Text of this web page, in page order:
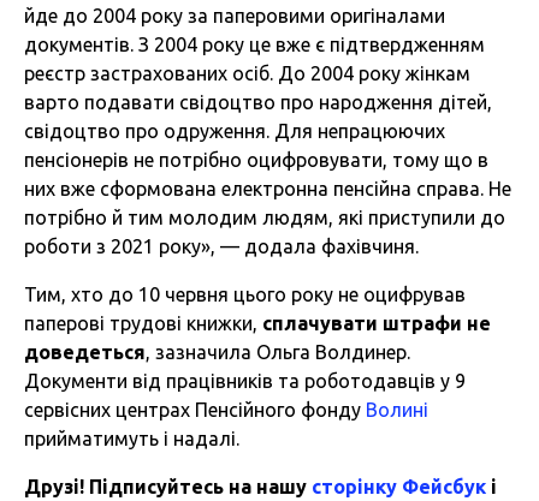
йде до 2004 року за паперовими оригіналами
документів. З 2004 року це вже є підтвердженням
реєстр застрахованих осіб. До 2004 року жінкам
варто подавати свідоцтво про народження дітей,
свідоцтво про одруження. Для непрацюючих
пенсіонерів не потрібно оцифровувати, тому що в
них вже сформована електронна пенсійна справа. Не
потрібно й тим молодим людям, які приступили до
роботи з 2021 року», — додала фахівчиня.
Тим, хто до 10 червня цього року не оцифрував
паперові трудові книжки, сплачувати штрафи не
доведеться, зазначила Ольга Волдинер.
Документи від працівників та роботодавців у 9
сервісних центрах Пенсійного фонду Волині
прийматимуть і надалі.
Друзі! Підписуйтесь на нашу сторінку Фейсбук і